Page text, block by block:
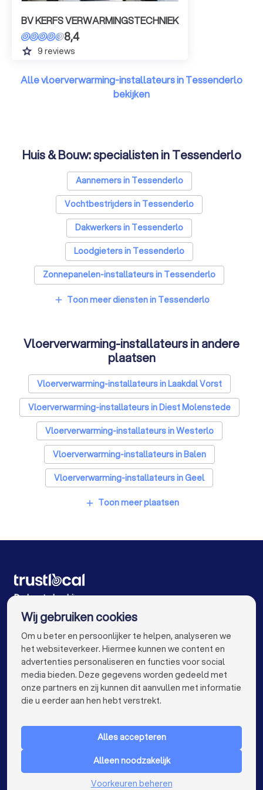
BV KERFS VERWARMINGSTECHNIEK
8,4
grade 9 reviews
Alle vloerverwarming-installateurs in Tessenderlo
bekijken
Huis & Bouw: specialisten in Tessenderlo
Aannemers in Tessenderlo
Vochtbestrijders in Tessenderlo
Dakwerkers in Tessenderlo
Loodgieters in Tessenderlo
Zonnepanelen-installateurs in Tessenderlo
Airco installateurs in Tessenderlo
Laadpaal installateurs in Tessenderlo
Schrijnwerkers in Tessenderlo
Warmtepomp installateurs in Tessenderlo
Badkamer installateurs in Tessenderlo
Glashandels in Tessenderlo
EPC-keurders in Tessenderlo
Klusjesmannen in Tessenderlo
add Toon meer diensten in Tessenderlo
Vloerverwarming-installateurs in andere
plaatsen
Vloerverwarming-installateurs in Laakdal Vorst
Vloerverwarming-installateurs in Diest Molenstede
Vloerverwarming-installateurs in Westerlo
Vloerverwarming-installateurs in Balen
Vloerverwarming-installateurs in Geel
Vloerverwarming-installateurs in Beringen Koersel
Vloerverwarming-installateurs in Herselt
Vloerverwarming-installateurs in Heusden-Zolder
Vloerverwarming-installateurs in Antwerpen
Vloerverwarming-installateurs in Gent
Vloerverwarming-installateurs in Brugge
Vloerverwarming-installateurs in Leuven
Vloerverwarming-installateurs in Mechelen
Vloerverwarming-installateurs in Kortrijk
Vloerverwarming-installateurs in Hasselt
add Toon meer plaatsen
De beste bedrijven voor u
VOOR PARTICULIEREN keyboard_arrow_down
Nederland
Wij gebruiken cookies
Om u beter en persoonlijker te helpen, analyseren we
het websiteverkeer. Hiermee kunnen we content en
advertenties personaliseren en functies voor social
media bieden. Deze gegevens worden gedeeld met
onze partners en zij kunnen dit aanvullen met informatie
die u eerder aan hen hebt verstrekt.
Alles accepteren
Alleen noodzakelijk
Voorkeuren beheren